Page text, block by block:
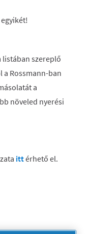
listában szereplő
a Rossmann-ban
a
növeled nyerési
ittérhető el.